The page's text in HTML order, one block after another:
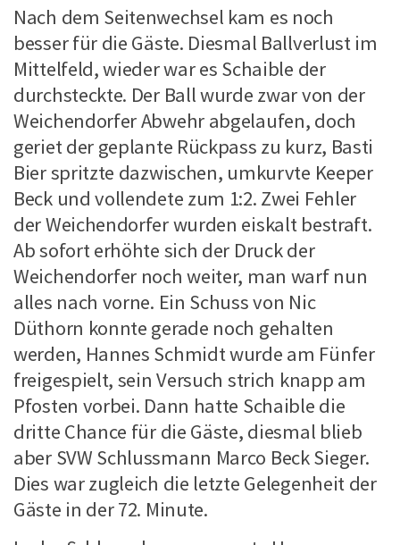
Nach dem Seitenwechsel kam es noch
besser für die Gäste. Diesmal Ballverlust im
Mittelfeld, wieder war es Schaible der
durchsteckte. Der Ball wurde zwar von der
Weichendorfer Abwehr abgelaufen, doch
geriet der geplante Rückpass zu kurz, Basti
Bier spritzte dazwischen, umkurvte Keeper
Beck und vollendete zum 1:2. Zwei Fehler
der Weichendorfer wurden eiskalt bestraft.
Ab sofort erhöhte sich der Druck der
Weichendorfer noch weiter, man warf nun
alles nach vorne. Ein Schuss von Nic
Düthorn konnte gerade noch gehalten
werden, Hannes Schmidt wurde am Fünfer
freigespielt, sein Versuch strich knapp am
Pfosten vorbei. Dann hatte Schaible die
dritte Chance für die Gäste, diesmal blieb
aber SVW Schlussmann Marco Beck Sieger.
Dies war zugleich die letzte Gelegenheit der
Gäste in der 72. Minute.